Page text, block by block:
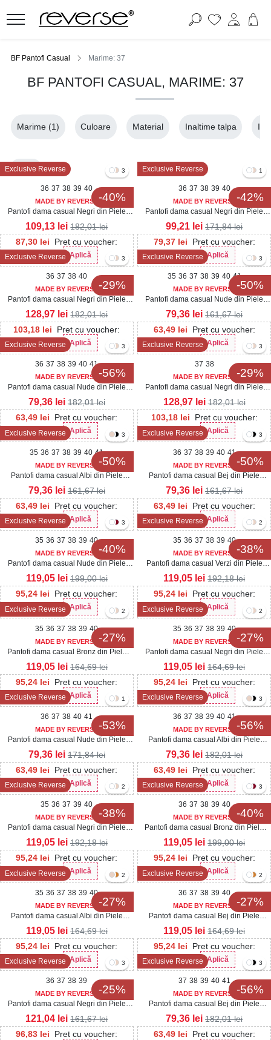
BF Pantofi Casual Marime: 37
BF PANTOFI CASUAL, MARIME: 37
Marime (1) Culoare Material Inaltime talpa
37
Exclusive Reverse
-40%
3
36 37 38 39 40
MADE BY REVERSE
Pantofi dama casual Negri din Piele
Ecologica Lacuita Seena3
87,30 lei
Pret cu voucher:
Her20
Aplică
109,13 lei 182,01lei
Exclusive Reverse
-42%
1
36 37 38 39 40
MADE BY REVERSE
Pantofi dama casual Negri din Piele
Ecologica Lacuita Diona3
79,37 lei
Pret cu voucher:
Her20
Aplică
99,21 lei 171,84lei
Exclusive Reverse
-29%
3
36 37 38 40
MADE BY REVERSE
Pantofi dama casual Negri din Piele
Ecologica Seena
103,18 lei
Pret cu voucher:
Her20
Aplică
128,97 lei 182,01lei
Exclusive Reverse
-50%
3
35 36 37 38 39 40 41
MADE BY REVERSE
Pantofi dama casual Nude din Piele
Ecologica Lacuita Dalina3
63,49 lei
Pret cu voucher:
Her20
Aplică
79,36 lei 161,67lei
Exclusive Reverse
-56%
3
36 37 38 39 40 41
MADE BY REVERSE
Pantofi dama casual Nude din Piele
Ecologica Lacuita Seena3
63,49 lei
Pret cu voucher:
Her20
Aplică
79,36 lei 182,01lei
Exclusive Reverse
-29%
3
37 38
MADE BY REVERSE
Pantofi dama casual Negri din Piele
Ecologica Intoarsa Seena2
103,18 lei
Pret cu voucher:
Her20
Aplică
128,97 lei 182,01lei
Exclusive Reverse
-50%
3
35 36 37 38 39 40 41
MADE BY REVERSE
Pantofi dama casual Albi din Piele
Ecologica Dalina
63,49 lei
Pret cu voucher:
Her20
Aplică
79,36 lei 161,67lei
Exclusive Reverse
-50%
3
36 37 38 39 40 41
MADE BY REVERSE
Pantofi dama casual Bej din Piele
Ecologica Dalina
63,49 lei
Pret cu voucher:
Her20
Aplică
79,36 lei 161,67lei
Exclusive Reverse
-40%
3
35 36 37 38 39 40
MADE BY REVERSE
Pantofi dama casual Nude din Piele
Ecologica Tamara
95,24 lei
Pret cu voucher:
Her20
Aplică
119,05 lei 199,00lei
Exclusive Reverse
-38%
2
35 36 37 38 39 40
MADE BY REVERSE
Pantofi dama casual Verzi din Piele
Ecologica Oziel
95,24 lei
Pret cu voucher:
Her20
Aplică
119,05 lei 192,18lei
Exclusive Reverse
-27%
2
35 36 37 38 39 40
MADE BY REVERSE
Pantofi dama casual Bronz din Piele
Ecologica Eren
95,24 lei
Pret cu voucher:
Her20
Aplică
119,05 lei 164,69lei
Exclusive Reverse
-27%
2
35 36 37 38 39 40
MADE BY REVERSE
Pantofi dama casual Negri din Piele
Ecologica Intoarsa Eren2
95,24 lei
Pret cu voucher:
Her20
Aplică
119,05 lei 164,69lei
Exclusive Reverse
-53%
1
36 37 38 40 41
MADE BY REVERSE
Pantofi dama casual Nude din Piele
Ecologica Lacuita Diona3
63,49 lei
Pret cu voucher:
Her20
Aplică
79,36 lei 171,84lei
Exclusive Reverse
-56%
3
36 37 38 39 40 41
MADE BY REVERSE
Pantofi dama casual Albi din Piele
Ecologica Seena
63,49 lei
Pret cu voucher:
Her20
Aplică
79,36 lei 182,01lei
Exclusive Reverse
-38%
2
35 36 37 39 40
MADE BY REVERSE
Pantofi dama casual Negri din Piele
Ecologica Oziel
95,24 lei
Pret cu voucher:
Her20
Aplică
119,05 lei 192,18lei
Exclusive Reverse
-40%
3
36 37 38 39 40
MADE BY REVERSE
Pantofi dama casual Bronz din Piele
Ecologica Tamara
95,24 lei
Pret cu voucher:
Her20
Aplică
119,05 lei 199,00lei
Exclusive Reverse
-27%
2
35 36 37 38 39 40
MADE BY REVERSE
Pantofi dama casual Albi din Piele
Ecologica Eren
95,24 lei
Pret cu voucher:
Her20
Aplică
119,05 lei 164,69lei
Exclusive Reverse
-27%
2
36 37 38 39 40
MADE BY REVERSE
Pantofi dama casual Bej din Piele
Ecologica Eren
95,24 lei
Pret cu voucher:
Her20
Aplică
119,05 lei 164,69lei
Exclusive Reverse
-25%
3
36 37 38 39
MADE BY REVERSE
Pantofi dama casual Negri din Piele
Ecologica Dalina
96,83 lei
Pret cu voucher:
121,04 lei 161,67lei
Exclusive Reverse
-56%
3
37 38 39 40 41
MADE BY REVERSE
Pantofi dama casual Bej din Piele
Ecologica Seena
63,49 lei
Pret cu voucher:
79,36 lei 182,01lei